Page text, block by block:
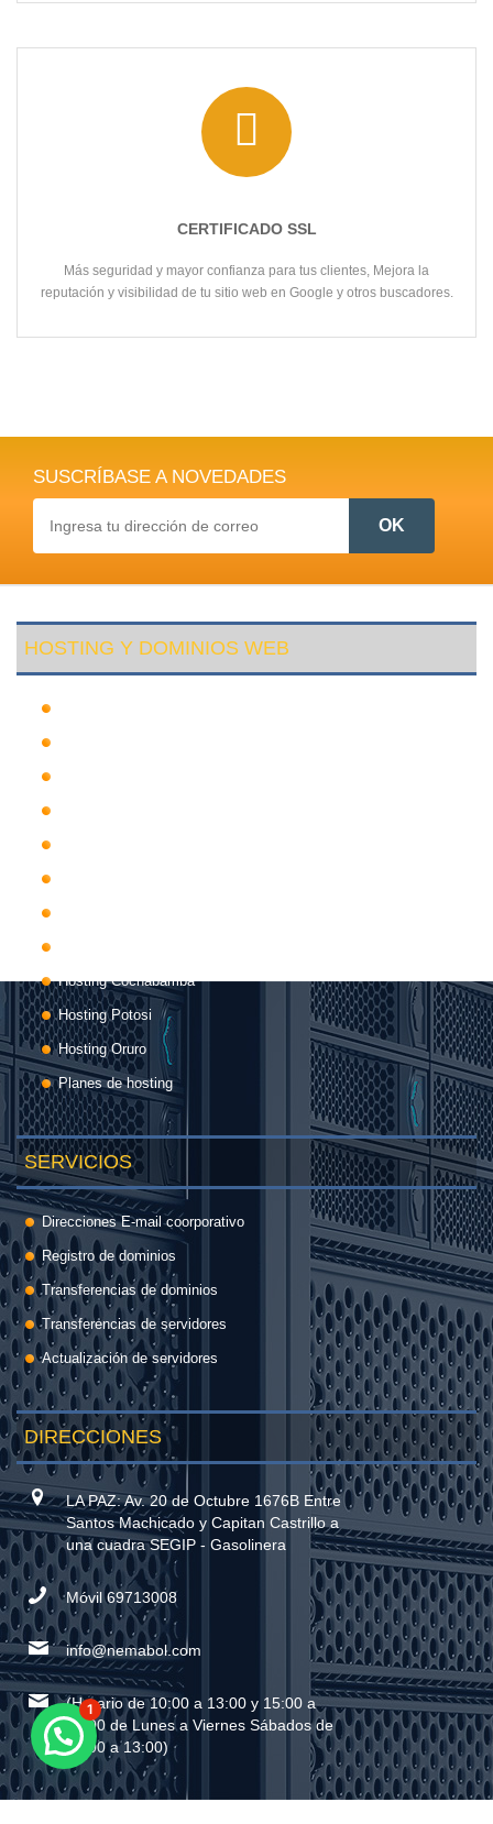
CERTIFICADO SSL
Más seguridad y mayor confianza para tus clientes, Mejora la
reputación y visibilidad de tu sitio web en Google y otros buscadores.
SUSCRÍBASE A NOVEDADES
HOSTING Y DOMINIOS WEB
Hosting Cochabamba
Hosting Potosi
Hosting Oruro
Planes de hosting
SERVICIOS
Direcciones E-mail coorporativo
Registro de dominios
Transferencias de dominios
Transferencias de servidores
Actualización de servidores
DIRECCIONES
LA PAZ: Av. 20 de Octubre 1676B Entre
Santos Machicado y Capitan Castrillo a
una cuadra SEGIP - Gasolinera
Móvil 69713008
info@nemabol.com
(Horario de 10:00 a 13:00 y 15:00 a
20:00 de Lunes a Viernes Sábados de
09:00 a 13:00)
1